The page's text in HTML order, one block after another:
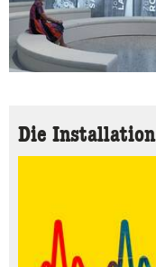
Die Installation